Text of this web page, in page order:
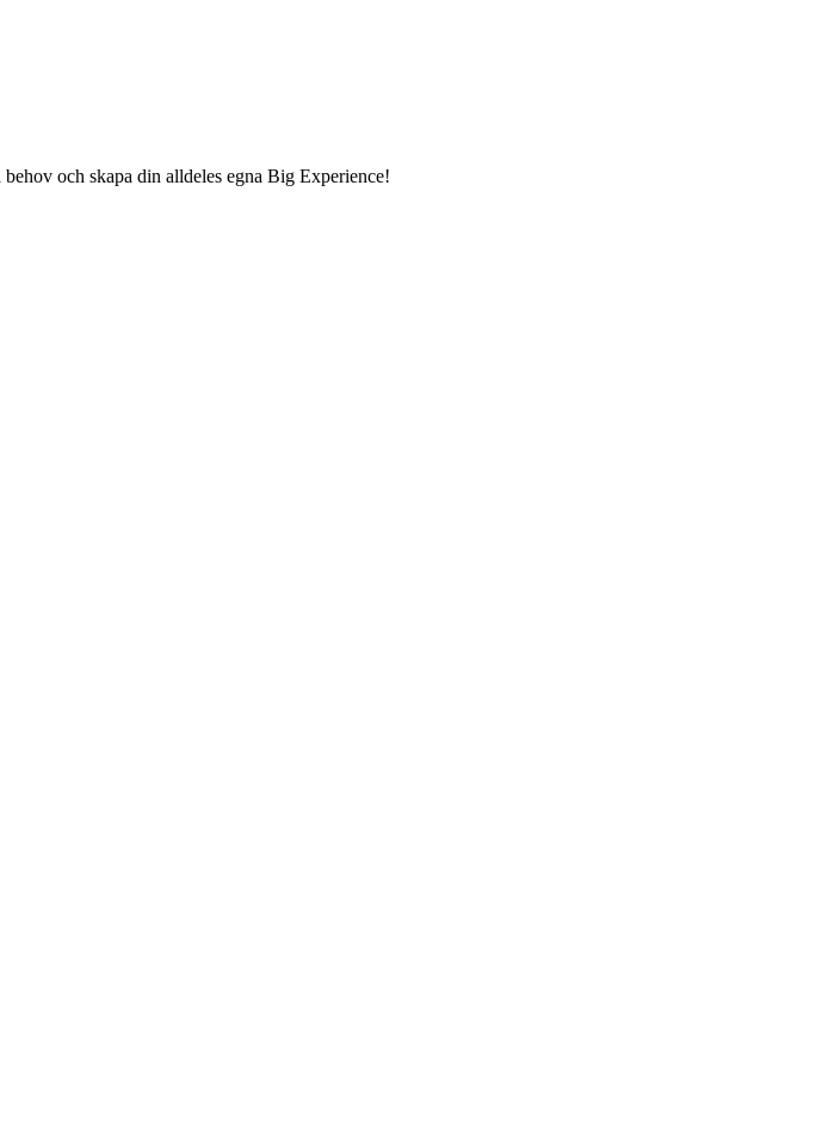
och skapa din alldeles egna Big Experience!